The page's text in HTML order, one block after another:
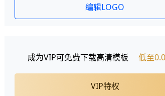
一键logo
编辑LOGO
成为VIP可免费下载高清模板 低至
VIP特权